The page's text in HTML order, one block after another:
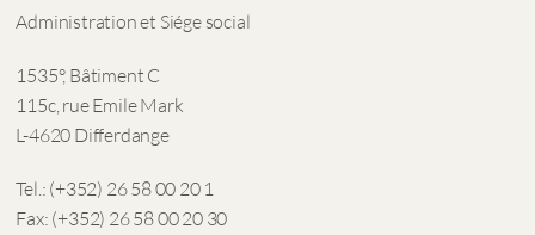
Administration et Siége social
1535°, Bâtiment C
115c, rue Emile Mark
L-4620 Differdange
Tel.: (+352) 26 58 00 20 1
Fax: (+352) 26 58 00 20 30